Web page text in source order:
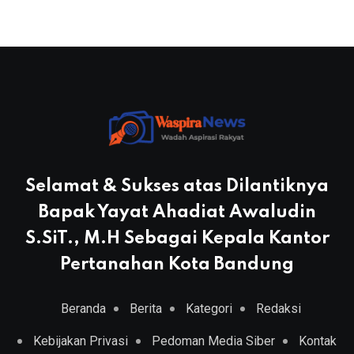
Selamat & Sukses atas Dilantiknya
Bapak Yayat Ahadiat Awaludin
S.SiT., M.H Sebagai Kepala Kantor
Pertanahan Kota Bandung
Beranda Berita Kategori Redaksi
Kebijakan Privasi Pedoman Media Siber Kontak